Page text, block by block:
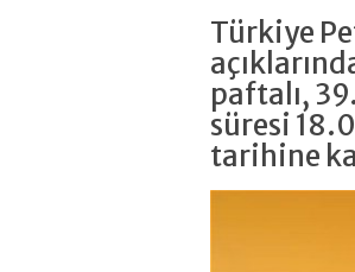
Türkiye
paftalı,
süresi
tarihine